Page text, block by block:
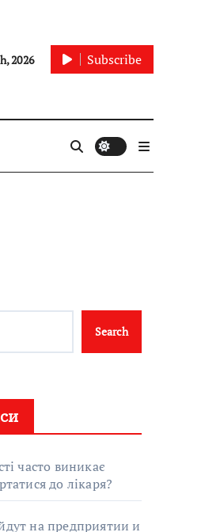
2026 Subscribe
Search
часто виникає
до лікаря?
на предприятии и